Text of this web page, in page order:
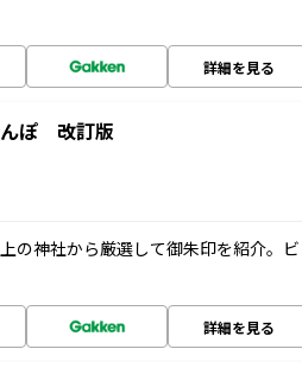
詳細を見る
ぽ 改訂版
の神社から厳選して御朱印を紹介。ビ
詳細を見る